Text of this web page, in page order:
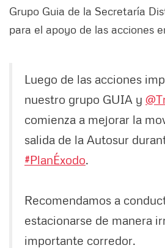
Grupo Guia de la Secretaría
para el apoyo de las acciones
Luego de las acciones
nuestro grupo GUIA y
comienza a mejorar la
salida de la Autosur
#PlanÉxodo.
Recomendamos a
estacionarse de manera
importante corredor.